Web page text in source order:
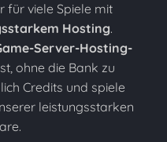
für viele Spiele mit
Hosting.
Server-Hosting-
ohne die Bank zu
Credits und spiele
leistungsstarken